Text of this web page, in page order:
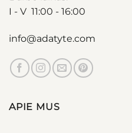
I - V 11:00 - 16:00
info@adatyte.com
APIE MUS